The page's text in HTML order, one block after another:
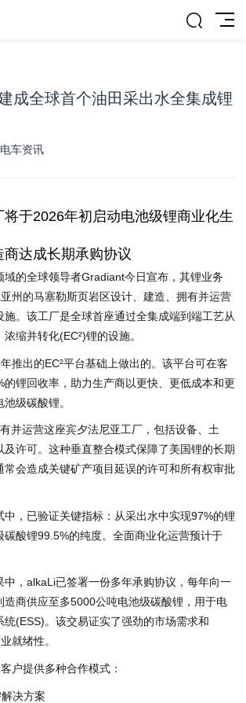
成全球首个油田采出水全集成锂
电车资讯
于2026年初启动电池级锂商业化生
达成长期承购协议
域的全球领导者Gradiant今日宣布，其锂业务
州的马塞勒斯页岩区设计、建造、拥有并运营
施。该工厂是全球首座通过全集成端到端工艺从
缩并转化(EC²)锂的设施。
推出的EC²平台基础上做出的。该平台可在客
的锂回收率 ，助力生产商以更快、更低成本和更
级碳酸锂。
并运营这座宾夕法尼亚工厂，包括设备、土
及许可。这种垂直整合模式保障了美国锂的长期
常会造成关键矿产项目延误的许可和所有权审批
中，已验证关键指标：从采出水中实现97%的锂
碳酸锂99.5%的纯度。全面商业化运营预计于
中，alkaLi已签署一份多年承购协议，每年向一
造商供应至多5000公吨电池级碳酸锂，用于电
统(ESS)。该交易证实了强劲的市场需求和
就绪性。
户提供多种合作模式：
决方案